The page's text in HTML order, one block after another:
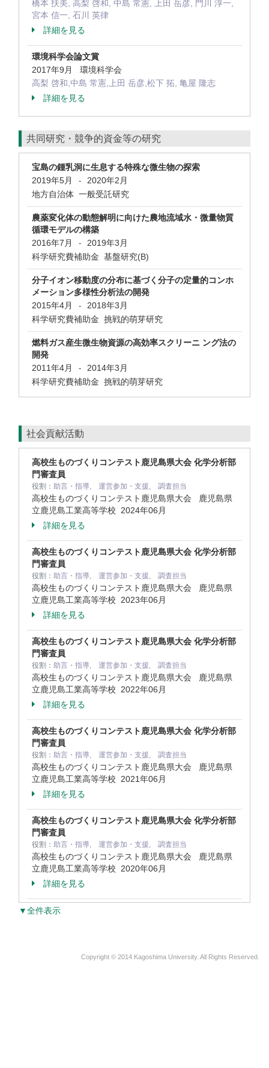
橋本 扶美, 高梨 啓和, 中島 常憲, 上田 岳彦, 門川 淳一,
宮本 信一, 石川 英律
詳細を見る
環境科学会論文賞
2017年9月 環境科学会
高梨 啓和,中島 常憲,上田 岳彦,松下 拓, 亀屋 隆志
詳細を見る
共同研究・競争的資金等の研究
宝島の鍾乳洞に生息する特殊な微生物の探索
2019年5月
-
2020年2月
地方自治体 一般受託研究
農薬変化体の動態解明に向けた農地流域水・微量物質
循環モデルの構築
2016年7月
-
2019年3月
科学研究費補助金 基盤研究(B)
分子イオン移動度の分布に基づく分子の定量的コンホ
メーション多様性分析法の開発
2015年4月
-
2018年3月
科学研究費補助金 挑戦的萌芽研究
燃料ガス産生微生物資源の高効率スクリーニ ング法の
開発
2011年4月
-
2014年3月
科学研究費補助金 挑戦的萌芽研究
社会貢献活動
高校生ものづくりコンテスト鹿児島県大会 化学分析部
門審査員
役割： 助言・指導, 運営参加・支援, 調査担当
高校生ものづくりコンテスト鹿児島県大会 鹿児島県
立鹿児島工業高等学校 2024年06月
詳細を見る
高校生ものづくりコンテスト鹿児島県大会 化学分析部
門審査員
役割： 助言・指導, 運営参加・支援, 調査担当
高校生ものづくりコンテスト鹿児島県大会 鹿児島県
立鹿児島工業高等学校 2023年06月
詳細を見る
高校生ものづくりコンテスト鹿児島県大会 化学分析部
門審査員
役割： 助言・指導, 運営参加・支援, 調査担当
高校生ものづくりコンテスト鹿児島県大会 鹿児島県
立鹿児島工業高等学校 2022年06月
詳細を見る
高校生ものづくりコンテスト鹿児島県大会 化学分析部
門審査員
役割： 助言・指導, 運営参加・支援, 調査担当
高校生ものづくりコンテスト鹿児島県大会 鹿児島県
立鹿児島工業高等学校 2021年06月
詳細を見る
高校生ものづくりコンテスト鹿児島県大会 化学分析部
門審査員
役割： 助言・指導, 運営参加・支援, 調査担当
高校生ものづくりコンテスト鹿児島県大会 鹿児島県
立鹿児島工業高等学校 2020年06月
詳細を見る
▼全件表示
Copyright © 2014 Kagoshima University. All Rights Reserved.